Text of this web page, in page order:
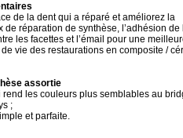
de la dent qui a réparé et améliorez la
de réparation de synthèse, l’adhésion
les facettes et l’émail pour une
vie des restaurations en composite /
assortie
rend les couleurs plus semblables au
;
et parfaite.